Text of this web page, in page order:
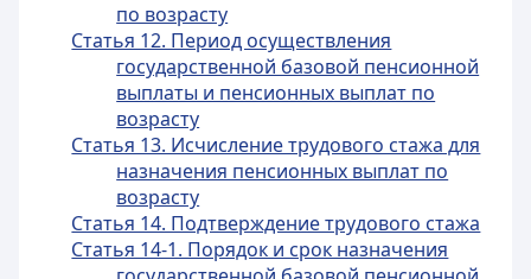
по возрасту
Статья 12. Период осуществления
государственной базовой пенсионной
выплаты и пенсионных выплат по
возрасту
Статья 13. Исчисление трудового стажа для
назначения пенсионных выплат по
возрасту
Статья 14. Подтверждение трудового стажа
Статья 14-1. Порядок и срок назначения